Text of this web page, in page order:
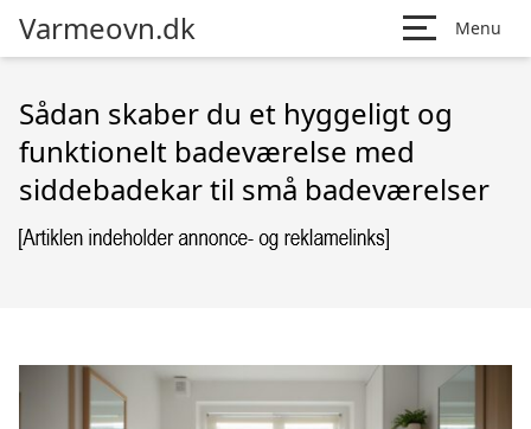
Varmeovn.dk Menu
Sådan skaber du et hyggeligt og
funktionelt badeværelse med
siddebadekar til små badeværelser